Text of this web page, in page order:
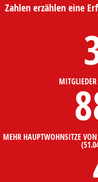
Zahlen erzählen eine
MEHR HAUPTWOHNSITZE